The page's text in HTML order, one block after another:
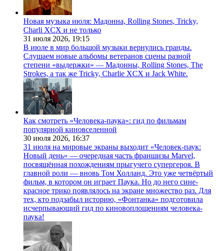
Новая музыка июля: Мадонна, Rolling Stones, Tricky,
Charli XCX и не только
31 июля 2026, 19:15
В июле в мир большой музыки вернулись гранды.
Слушаем новые альбомы ветеранов сцены разной
степени «выдержки» — Мадонны, Rolling Stones, The
Strokes, а так же Tricky, Charlie XCX и Jack White.
Как смотреть «Человека-паука»: гид по фильмам
популярной киновселенной
30 июля 2026, 16:37
31 июля на мировые экраны выходит «Человек-паук:
Новый день» — очередная часть франшизы Marvel,
посвящённая похождениям прыгучего супергероя. В
главной роли — вновь Том Холланд. Это уже четвёртый
фильм, в котором он играет Паука. Но до него сине-
красное трико появлялось на экране множество раз. Для
тех, кто подзабыл историю, «Фонтанка» подготовила
исчерпывающий гид по киновоплощениям человека-
паука!